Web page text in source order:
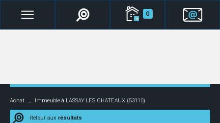
0
Achat Immeuble à LASSAY LES CHATEAUX (53110)
Retour aux résultats